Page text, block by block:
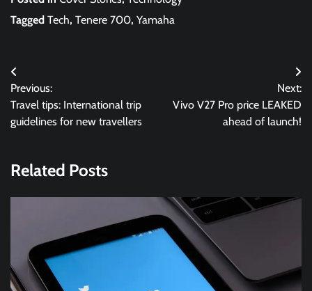
Tagged Tech, Tenere 700, Yamaha
Navigasi
pos
Previous:
Travel tips: International trip
guidelines for new travellers
Next:
Vivo V27 Pro price LEAKED
ahead of launch!
Related Posts